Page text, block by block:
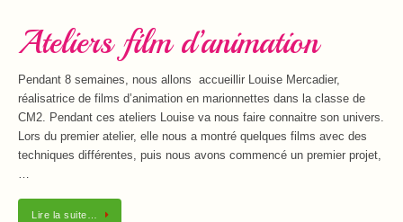
Ateliers film d’animation
Pendant 8 semaines, nous allons accueillir Louise Mercadier,
réalisatrice de films d’animation en marionnettes dans la classe de
CM2. Pendant ces ateliers Louise va nous faire connaitre son univers.
Lors du premier atelier, elle nous a montré quelques films avec des
techniques différentes, puis nous avons commencé un premier projet,
…
Lire la suite…